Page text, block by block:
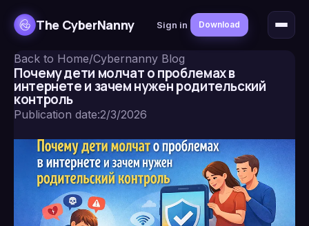
The CyberNanny Sign in Download
Back to Home/Cybernanny Blog
Почему дети молчат о проблемах в
интернете и зачем нужен родительский
контроль
Publication date:2/3/2026